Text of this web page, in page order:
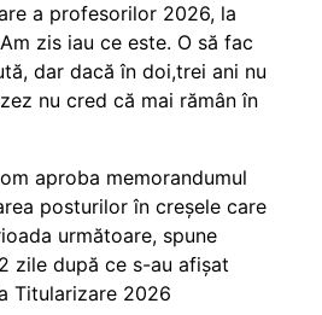
a profesorilor 2026, la
zis iau ce este. O să fac
dar dacă în doi,trei ani nu
nu cred că mai rămân în
aproba memorandumul
posturilor în creșele care
următoare, spune
zile după ce s-au afișat
Titularizare 2026